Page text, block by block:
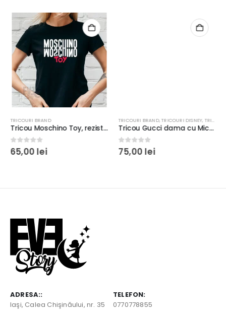
TRICOURI BRAND
Tricou Moschino Toy, rezistent la spălări, bumbac 100%, Unisex, Regular fit, culoare alb/negru
0out of 5
65,00 lei
TRICOURI BRAND,TRICOURI DISNEY, TRICOURI PENTRU EA
Tricou Gucci dama cu Mickey Mouse, rezistent la spălări, bumbac 100%, Regular fit, culoare alb/negru
0out of 5
75,00 lei
ADRESA::
Iaşi, Calea Chişinăului, nr. 35
TELEFON:
0770778855